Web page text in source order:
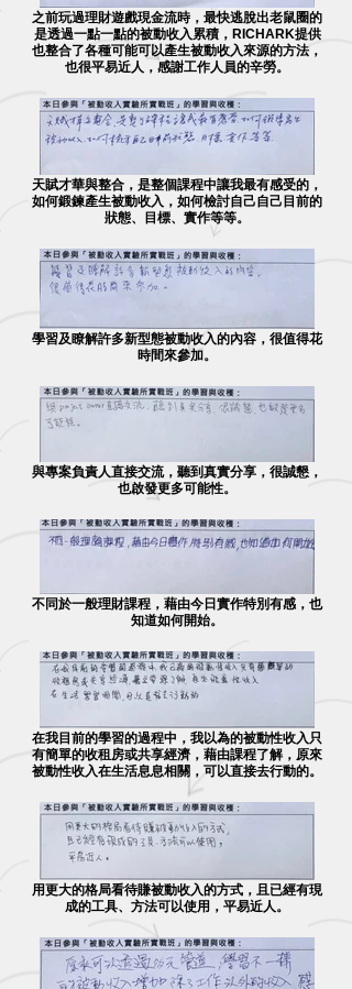
之前玩過理財遊戲現金流時，最快逃脫出老鼠圈的
是透過一點一點的被動收入累積，RICHARK提供
也整合了各種可能可以產生被動收入來源的方法，
也很平易近人，感謝工作人員的辛勞。
天賦才華與整合，是整個課程中讓我最有感受的，
如何鍛鍊產生被動收入，如何檢討自己自己目前的
狀態、目標、實作等等。
學習及瞭解許多新型態被動收入的內容，很值得花
時間來參加。
與專案負責人直接交流，聽到真實分享，很誠懇，
也啟發更多可能性。
不同於一般理財課程，藉由今日實作特別有感，也
知道如何開始。
在我目前的學習的過程中，我以為的被動性收入只
有簡單的收租房或共享經濟，藉由課程了解，原來
被動性收入在生活息息相關，可以直接去行動的。
用更大的格局看待賺被動收入的方式，且已經有現
成的工具、方法可以使用，平易近人。